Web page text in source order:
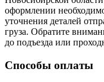
оформлении
уточнения деталей
груза. Обратите
до подъезда или
Способы оплаты